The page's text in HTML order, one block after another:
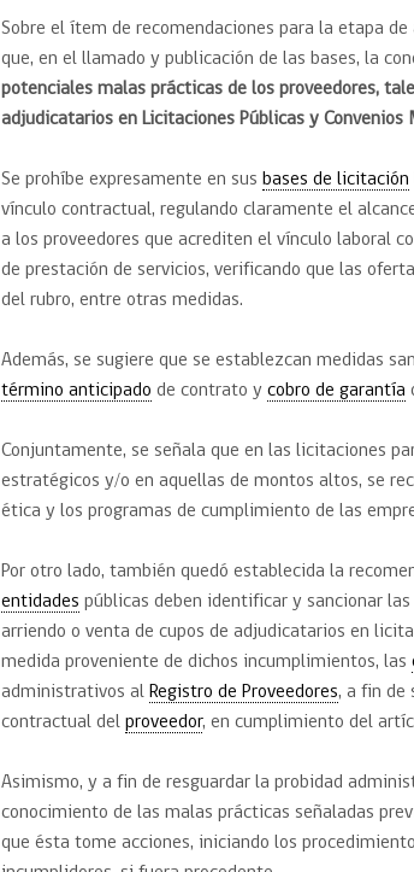
Sobre el ítem de recomendaciones para la etapa
que, en el llamado y publicación de las bases, la
potenciales malas prácticas de los proveedores,
adjudicatarios en Licitaciones Públicas y Convenios
Se prohíbe expresamente en sus bases de licitación
vínculo contractual, regulando claramente el
a los proveedores que acrediten el vínculo laboral
de prestación de servicios, verificando que las
del rubro, entre otras medidas.
Además, se sugiere que se establezcan medidas
término anticipado de contrato ycobro de garantía
Conjuntamente, se señala que en las licitaciones
estratégicos y/o en aquellas de montos altos, se
ética y los programas de cumplimiento de las
Por otro lado, también quedó establecida la
entidades públicas deben identificar y sancionar
arriendo o venta de cupos de adjudicatarios en
medida proveniente de dichos incumplimientos, las
administrativos al Registro de Proveedores, a fin de
contractual delproveedor, en cumplimiento del
Asimismo, y a fin de resguardar la probidad
conocimiento de las malas prácticas señaladas
que ésta tome acciones, iniciando los